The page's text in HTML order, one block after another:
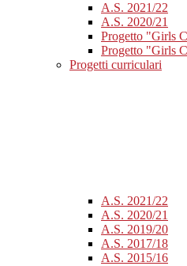
A.S. 2021/22
A.S. 2020/21
Progetto "Girls
Progetto "Girls
Progetti curriculari
A.S. 2021/22
A.S. 2020/21
A.S. 2019/20
A.S. 2017/18
A.S. 2015/16